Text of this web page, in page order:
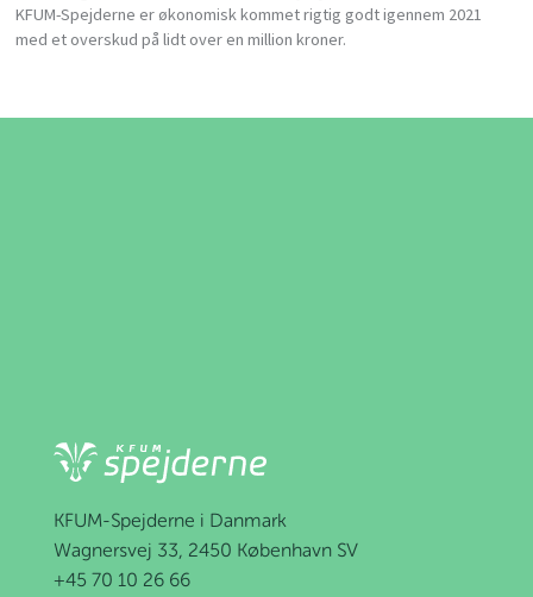
KFUM-Spejderne er økonomisk kommet rigtig godt igennem 2021
med et overskud på lidt over en million kroner.
KFUM-Spejderne i Danmark
Wagnersvej 33, 2450 København SV
+45 70 10 26 66